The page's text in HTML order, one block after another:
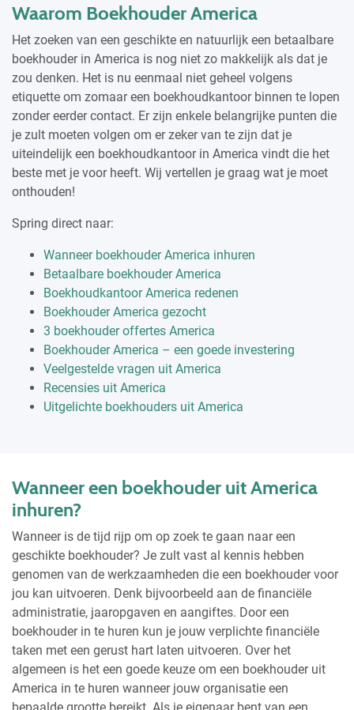
Waarom Boekhouder America
Het zoeken van een geschikte en natuurlijk een betaalbare
boekhouder in America is nog niet zo makkelijk als dat je
zou denken. Het is nu eenmaal niet geheel volgens
etiquette om zomaar een boekhoudkantoor binnen te lopen
zonder eerder contact. Er zijn enkele belangrijke punten die
je zult moeten volgen om er zeker van te zijn dat je
uiteindelijk een boekhoudkantoor in America vindt die het
beste met je voor heeft. Wij vertellen je graag wat je moet
onthouden!
Spring direct naar:
Wanneer boekhouder America inhuren
Betaalbare boekhouder America
Boekhoudkantoor America redenen
Boekhouder America gezocht
3 boekhouder offertes America
Boekhouder America – een goede investering
Veelgestelde vragen uit America
Recensies uit America
Uitgelichte boekhouders uit America
Wanneer een boekhouder uit America
inhuren?
Wanneer is de tijd rijp om op zoek te gaan naar een
geschikte boekhouder? Je zult vast al kennis hebben
genomen van de werkzaamheden die een boekhouder voor
jou kan uitvoeren. Denk bijvoorbeeld aan de financiële
administratie, jaaropgaven en aangiftes. Door een
boekhouder in te huren kun je jouw verplichte financiële
taken met een gerust hart laten uitvoeren. Over het
algemeen is het een goede keuze om een boekhouder uit
America in te huren wanneer jouw organisatie een